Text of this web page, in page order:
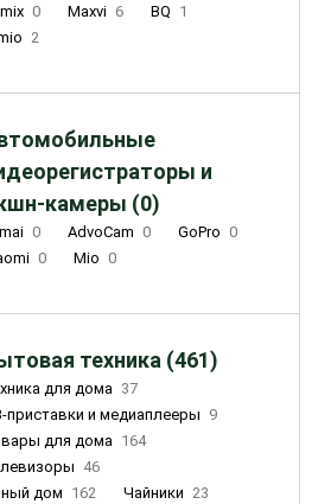
0 Maxvi 6 BQ 1
2
и
камеры (0)
0 AdvoCam 0 GoPro 0
0 Mio 0
техника (461)
для дома 37
приставки и медиаплееры 9
для дома 164
46
дом
162 Чайники 23